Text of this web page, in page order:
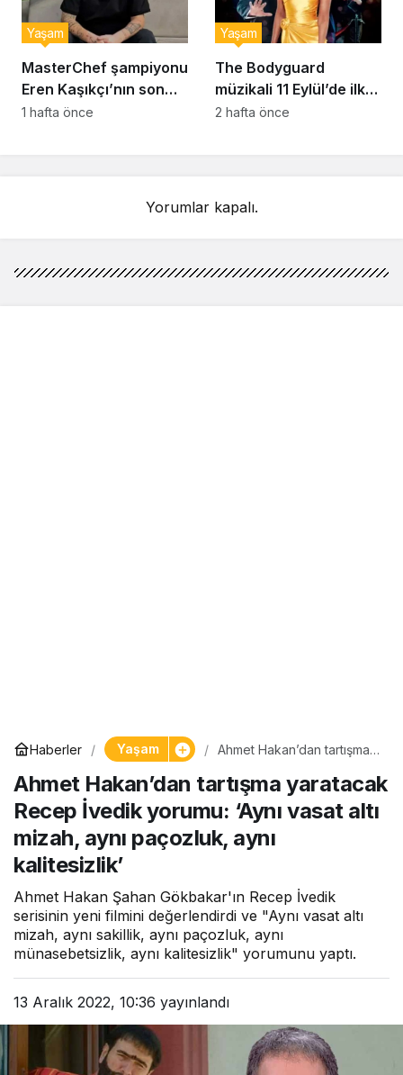
MasterChef şampiyonu
Eren Kaşıkçı’nın son
anlarındaki kahreden
Yaşam
1 hafta önce
The Bodyguard
müzikali 11 Eylül’de ilk
kez Türkiye’de
Yaşam
2 hafta önce
Yorumlar kapalı.
Haberler Yaşam
Ahmet Hakan’dan tartışma
yorumu: ‘Aynı vasat altı
mizah, aynı paçozluk, aynı
kalitesizlik’
Ahmet Hakan’dan tartışma yaratacak
Recep İvedik yorumu: ‘Aynı vasat altı
mizah, aynı paçozluk, aynı
kalitesizlik’
Ahmet Hakan Şahan Gökbakar'ın Recep İvedik
serisinin yeni filmini değerlendirdi ve "Aynı vasat altı
mizah, aynı sakillik, aynı paçozluk, aynı
münasebetsizlik, aynı kalitesizlik" yorumunu yaptı.
13 Aralık 2022, 10:36 yayınlandı